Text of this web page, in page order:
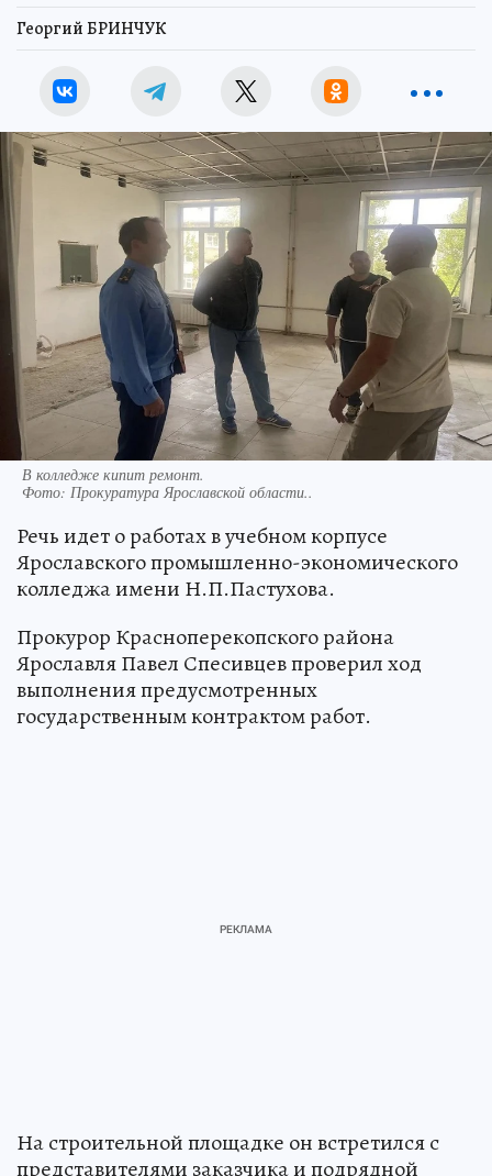
Георгий БРИНЧУК
В колледже кипит ремонт.
Фото: Прокуратура Ярославской области..
Речь идет о работах в учебном корпусе
Ярославского промышленно-экономического
колледжа имени Н.П.Пастухова.
Прокурор Красноперекопского района
Ярославля Павел Спесивцев проверил ход
выполнения предусмотренных
государственным контрактом работ.
На строительной площадке он встретился с
представителями заказчика и подрядной